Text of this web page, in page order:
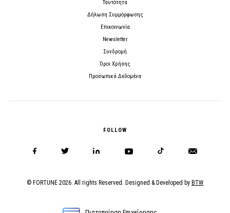
Ταυτότητα
Δήλωση Συμμόρφωσης
Επικοινωνία
Newsletter
Συνδρομή
Όροι Χρήσης
Προσωπικά Δεδομένα
FOLLOW
© FORTUNE 2026. All rights Reserved. Designed & Developed by BTW